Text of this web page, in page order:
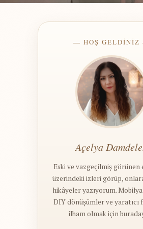
— HOŞ
Açelya
Eski ve vazgeçilmiş görünen
üzerindeki izleri görüp,
hikâyeler yazıyorum.
DIY dönüşümler ve yaratıcı
ilham olmak için